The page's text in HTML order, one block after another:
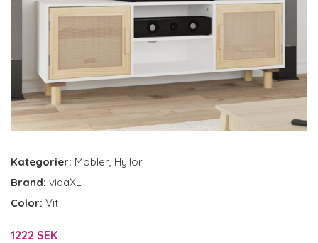
Kategorier: Möbler, Hyllor
Brand: vidaXL
Color: Vit
1222 SEK